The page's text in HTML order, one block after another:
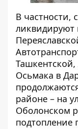
В частности,
ликвидируют
Осьмака в
районе – на
Оболонском
подтопление